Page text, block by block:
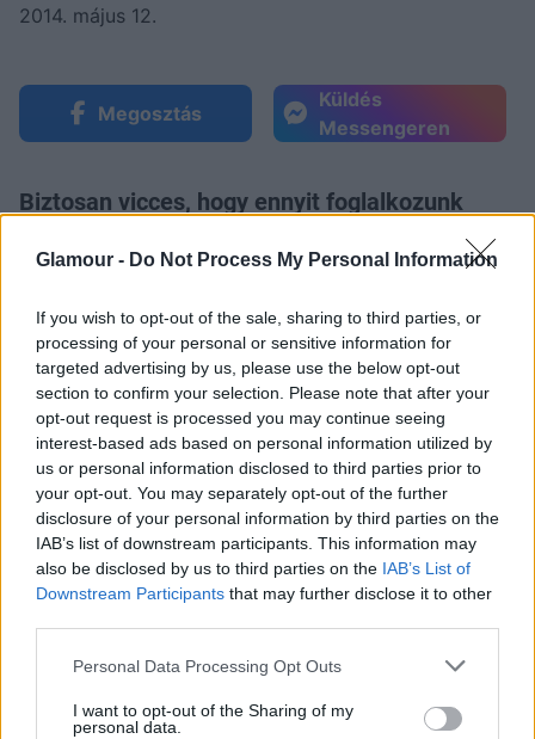
Glamour - Do Not Process My Personal Information
If you wish to opt-out of the sale, sharing to third parties, or
processing of your personal or sensitive information for
targeted advertising by us, please use the below opt-out
section to confirm your selection. Please note that after your
opt-out request is processed you may continue seeing
interest-based ads based on personal information utilized by
us or personal information disclosed to third parties prior to
your opt-out. You may separately opt-out of the further
disclosure of your personal information by third parties on the
IAB’s list of downstream participants. This information may
also be disclosed by us to third parties on the IAB’s List of
Downstream Participants that may further disclose it to other
Please note that this website/app uses one or more Google
not limited to your visit or usage behaviour. You may click to
Personal Data Processing Opt Outs
I want to opt-out of the Sharing of my
personal data.
2014. május 12.
Megosztás
Küldés
Messengeren
Biztosan vicces, hogy ennyit foglalkozunk
Rita Ora újra a régi.
Nemrég tettük szóvá, hogykivilágosított
szemöldökkel nekünk nagyon szokatlan volt az
énekesnő. Úgy látszik, neki sem jött be olyan
nagyon, mert londoni fellépésén visszatért az
eredetihez. A koszovói származású sztár egyébként
ugyanott lépett fel, ahol pár nappal korábbanMiley
Cyrus művelt érdekes dolgokat
öltözött be, hogy később aztán alsóneműben
fickóskodása?